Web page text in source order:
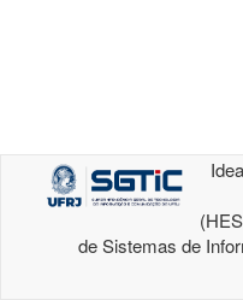
de Sistemas de